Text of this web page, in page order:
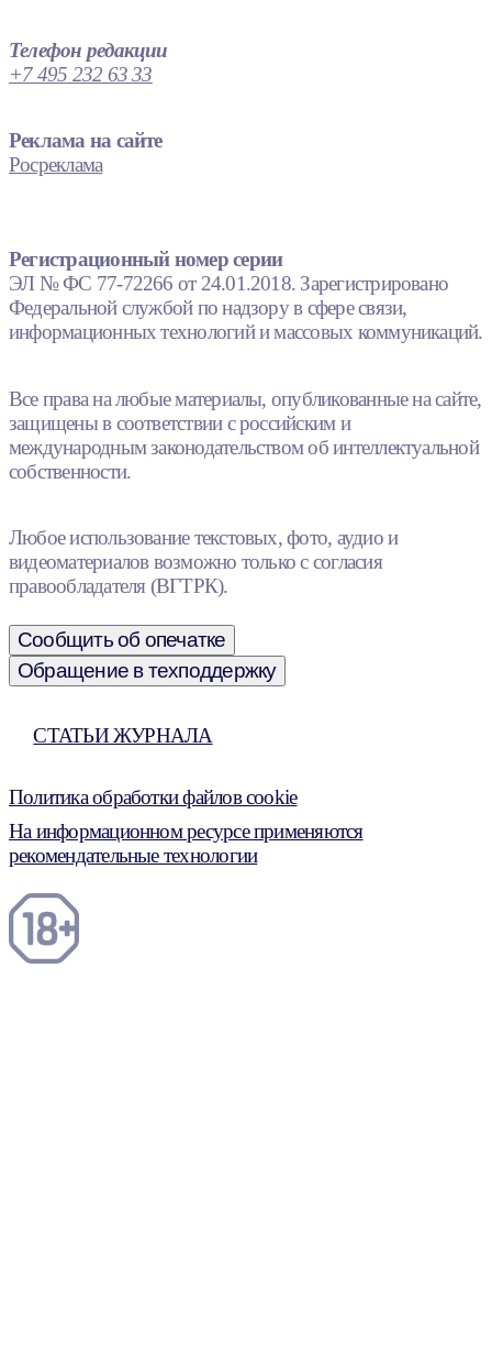
Телефон редакции
+7 495 232 63 33
Реклама на сайте
Росреклама
Регистрационный номер серии
ЭЛ № ФС 77-72266 от 24.01.2018. Зарегистрировано
Федеральной службой по надзору в сфере связи,
информационных технологий и массовых коммуникаций.
Все права на любые материалы, опубликованные на сайте,
защищены в соответствии с российским и
международным законодательством об интеллектуальной
собственности.
Любое использование текстовых, фото, аудио и
видеоматериалов возможно только с согласия
правообладателя (ВГТРК).
Сообщить об опечатке
Обращение в техподдержку
СТАТЬИ ЖУРНАЛА
Политика обработки файлов cookie
На информационном ресурсе применяются
рекомендательные технологии